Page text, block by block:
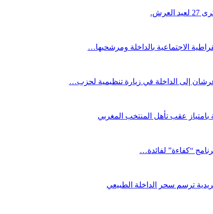
الاجتماعية بالداخلة ومرشحيها…
إلى الداخلة في زيارة تنظيمية لحزب…
بامتياز عقب تأهل المنتخب المغربي
“كفاءة” لفائدة…
ترسم سحر الداخلة الطبيعي